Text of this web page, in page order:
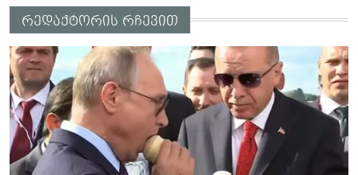
რედაქტორის რჩევით